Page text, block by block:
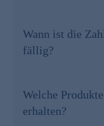
Wann ist die
fällig?
Welche
erhalten?